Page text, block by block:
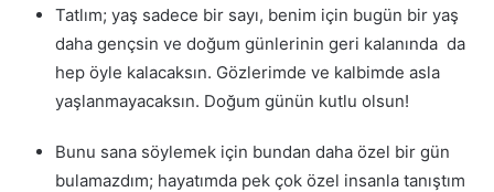
Tatlım; yaş sadece bir sayı, benim için bugün bir yaş
daha gençsin ve doğum günlerinin geri kalanında da
hep öyle kalacaksın. Gözlerimde ve kalbimde asla
yaşlanmayacaksın. Doğum günün kutlu olsun!
Bunu sana söylemek için bundan daha özel bir gün
bulamazdım; hayatımda pek çok özel insanla tanıştım